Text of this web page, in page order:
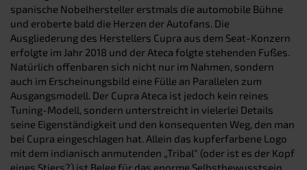
spanische Nobelhersteller erstmals die automobile Bühne
und eroberte bald die Herzen der Autofans. Die
Ausgliederung des Herstellers Cupra aus dem Seat-Konzern
erfolgte im Jahr 2018 und der Ateca folgte stehenden Fußes.
Natürlich offenbaren sich nicht nur im Nahmen, sondern
auch im Erscheinungsbild eine Fülle an Parallelen zum
Ausgangsmodell. Der Cupra Ateca ist jedoch kein reines
Tuning-Modell, sondern unterstreicht in vielerlei Details
seine Eigenständigkeit und den konsequenten Weg, den man
bei Cupra eingeschlagen hat. Allein das kupferfarbene Logo
mit dem indianisch anmutenden „Tribal“ (oder ist es der Kopf
eines Stiers?) ist Beleg für das enorme Selbstbewusstsein